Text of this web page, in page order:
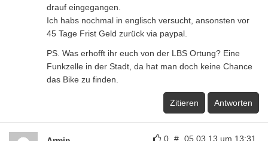
drauf eingegangen.
Ich habs nochmal in englisch versucht, ansonsten vor
45 Tage Frist Geld zurück via paypal.
PS. Was erhofft ihr euch von der LBS Ortung? Eine
Funkzelle in der Stadt, da hat man doch keine Chance
das Bike zu finden.
Zitieren Antworten
0 # 05.03.13 um 13:31